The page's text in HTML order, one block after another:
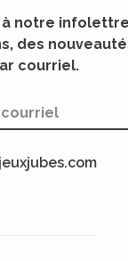
notre
des
courriel.